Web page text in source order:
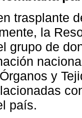
trasplante
la
grupo de
y
país.